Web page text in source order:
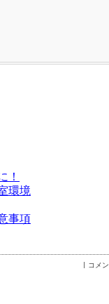
！
環境
事項
コメ